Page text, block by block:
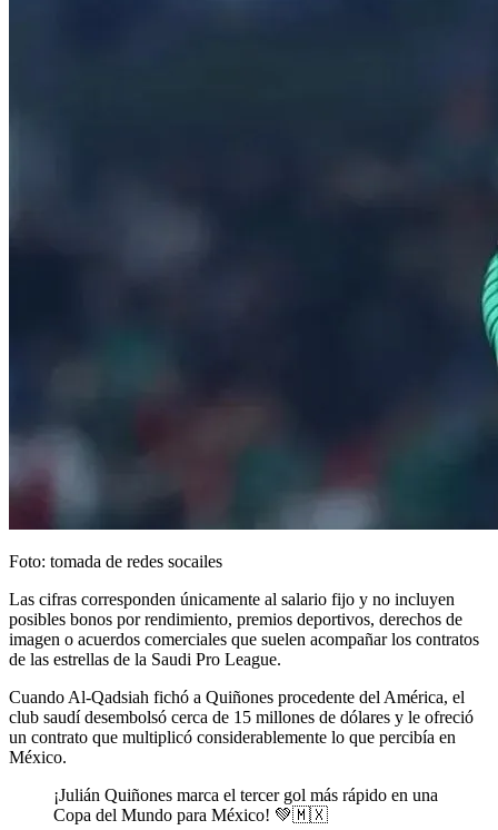
Foto: tomada de redes socailes
Las cifras corresponden únicamente al salario fijo y no incluyen
posibles bonos por rendimiento, premios deportivos, derechos de
imagen o acuerdos comerciales que suelen acompañar los contratos
de las estrellas de la Saudi Pro League.
Cuando Al-Qadsiah fichó a Quiñones procedente del América, el
club saudí desembolsó cerca de 15 millones de dólares y le ofreció
un contrato que multiplicó considerablemente lo que percibía en
México.
¡Julián Quiñones marca el tercer gol más rápido en una
Copa del Mundo para México! 💚🇲🇽